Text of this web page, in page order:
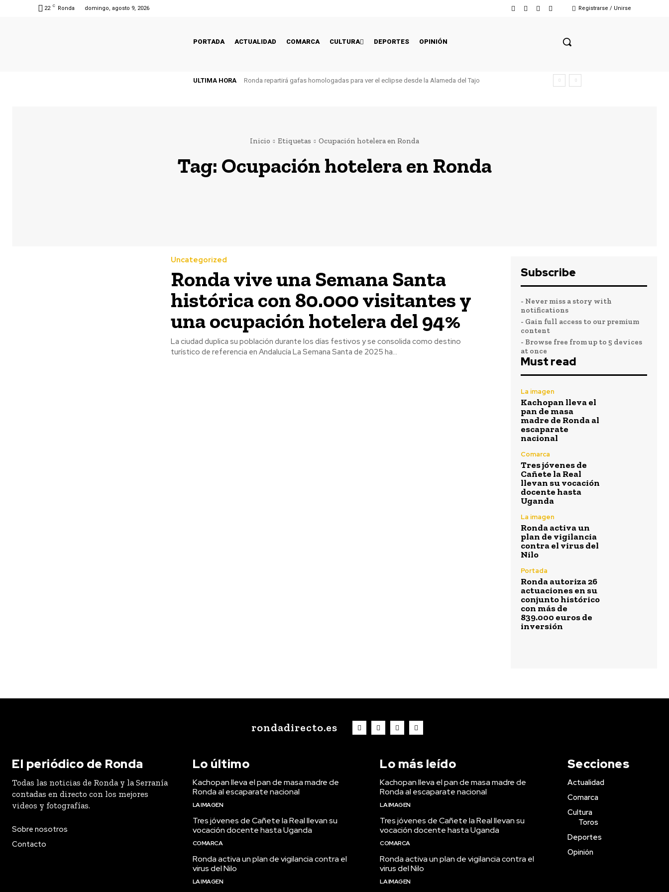
22 C Ronda domingo, agosto 9, 2026 Registrarse / Unirse
PORTADA ACTUALIDAD COMARCA CULTURA DEPORTES OPINIÓN
ULTIMA HORA Ronda repartirá gafas homologadas para ver el eclipse desde la Alameda del Tajo
Inicio Etiquetas Ocupación hotelera en Ronda
Tag: Ocupación hotelera en Ronda
Uncategorized
Ronda vive una Semana Santa
histórica con 80.000 visitantes y
una ocupación hotelera del 94%
La ciudad duplica su población durante los días festivos y se consolida como destino
turístico de referencia en Andalucía La Semana Santa de 2025 ha...
Subscribe
- Never miss a story with
notifications
- Gain full access to our premium
content
- Browse free from up to 5 devices
at once
Must read
La imagen
Kachopan lleva el
pan de masa
madre de Ronda al
escaparate
nacional
Comarca
Tres jóvenes de
Cañete la Real
llevan su vocación
docente hasta
Uganda
La imagen
Ronda activa un
plan de vigilancia
contra el virus del
Nilo
Portada
Ronda autoriza 26
actuaciones en su
conjunto histórico
con más de
839.000 euros de
inversión
rondadirecto.es
El periódico de Ronda
Todas las noticias de Ronda y la Serranía
contadas en directo con los mejores
videos y fotografías.
Sobre nosotros
Contacto
Lo último
Kachopan lleva el pan de masa madre de
Ronda al escaparate nacional
LA IMAGEN
Tres jóvenes de Cañete la Real llevan su
vocación docente hasta Uganda
COMARCA
Ronda activa un plan de vigilancia contra el
virus del Nilo
LA IMAGEN
Lo más leído
Kachopan lleva el pan de masa madre de
Ronda al escaparate nacional
LA IMAGEN
Tres jóvenes de Cañete la Real llevan su
vocación docente hasta Uganda
COMARCA
Ronda activa un plan de vigilancia contra el
virus del Nilo
LA IMAGEN
Secciones
Actualidad
Comarca
Cultura
Toros
Deportes
Opinión